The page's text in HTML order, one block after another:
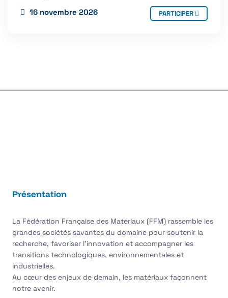
16 novembre 2026 PARTICIPER
Présentation
La Fédération Française des Matériaux (FFM) rassemble les
grandes sociétés savantes du domaine pour soutenir la
recherche, favoriser l’innovation et accompagner les
transitions technologiques, environnementales et
industrielles.
Au cœur des enjeux de demain, les matériaux façonnent
notre avenir.